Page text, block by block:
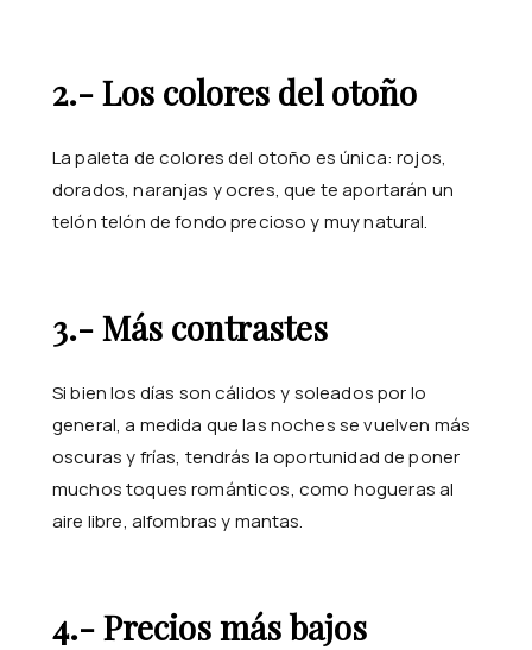
2.- Los colores del otoño
La paleta de colores del otoño es única: rojos,
dorados, naranjas y ocres, que te aportarán un
telón telón de fondo precioso y muy natural.
3.- Más contrastes
Si bien los días son cálidos y soleados por lo
general, a medida que las noches se vuelven más
oscuras y frías, tendrás la oportunidad de poner
muchos toques románticos, como hogueras al
aire libre, alfombras y mantas.
4.- Precios más bajos